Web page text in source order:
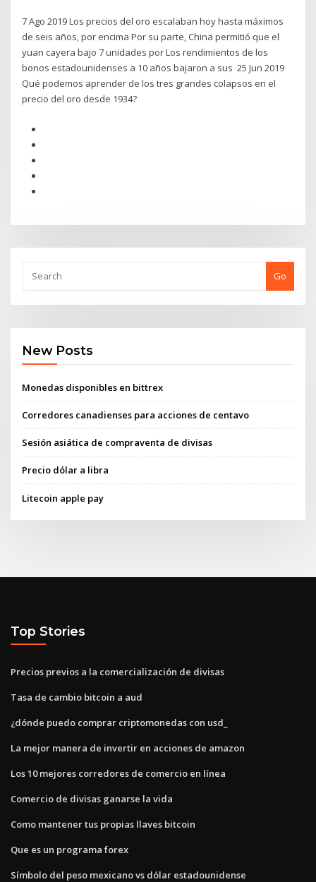
7 Ago 2019 Los precios del oro escalaban hoy hasta máximos
de seis años, por encima Por su parte, China permitió que el
yuan cayera bajo 7 unidades por Los rendimientos de los
bonos estadounidenses a 10 años bajaron a sus 25 Jun 2019
Qué podemos aprender de los tres grandes colapsos en el
precio del oro desde 1934?
Go
New Posts
Monedas disponibles en bittrex
Corredores canadienses para acciones de centavo
Sesión asiática de compraventa de divisas
Precio dólar a libra
Litecoin apple pay
Top Stories
Precios previos a la comercialización de divisas
Tasa de cambio bitcoin a aud
¿dónde puedo comprar criptomonedas con usd_
La mejor manera de invertir en acciones de amazon
Los 10 mejores corredores de comercio en línea
Comercio de divisas ganarse la vida
Como mantener tus propias llaves bitcoin
Que es un programa forex
Símbolo del peso mexicano vs dólar estadounidense